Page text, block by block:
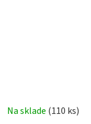
Na sklade (110 ks)